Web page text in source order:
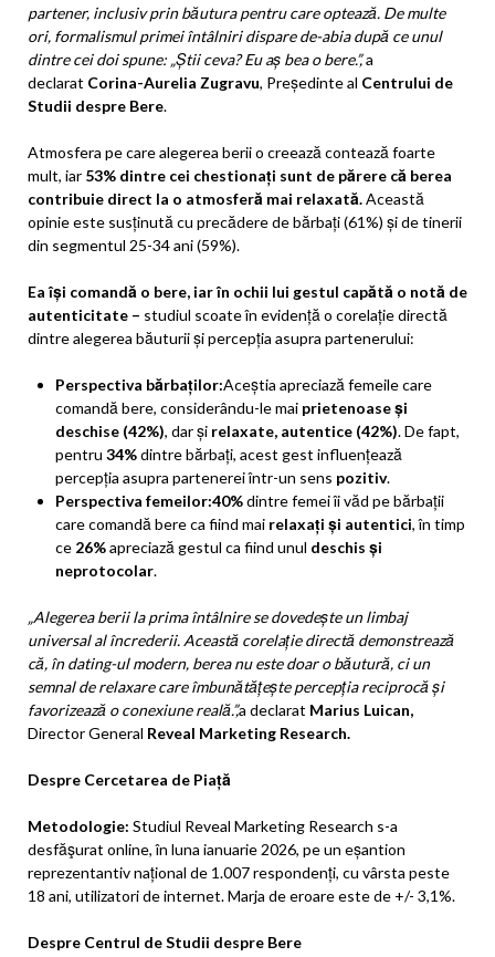
partener, inclusiv prin băutura pentru care optează. De multe
ori, formalismul primei întâlniri dispare de-abia după ce unul
dintre cei doi spune: „Știi ceva? Eu aș bea o bere.”,a
declarat Corina-Aurelia Zugravu, Președinte al Centrului de
Studii despre Bere.
Atmosfera pe care alegerea berii o creează contează foarte
mult, iar 53% dintre cei chestionați sunt de părere că berea
contribuie direct la o atmosferă mai relaxată.Această
opinie este susținută cu precădere de bărbați (61%) și de tinerii
din segmentul 25-34 ani (59%).
Ea își comandă o bere, iar în ochii lui gestul capătă o notă de
autenticitate – studiul scoate în evidență o corelație directă
dintre alegerea băuturii și percepția asupra partenerului:
Perspectiva bărbaților:Aceștia apreciază femeile care
comandă bere, considerându-le mai prietenoase și
deschise (42%), dar și relaxate, autentice (42%). De fapt,
pentru 34%dintre bărbați, acest gest influențează
percepția asupra partenerei într-un sens pozitiv.
Perspectiva femeilor:40%dintre femei îi văd pe bărbații
care comandă bere ca fiind mai relaxați și autentici, în timp
ce 26%apreciază gestul ca fiind unul deschis și
neprotocolar.
„Alegerea berii la prima întâlnire se dovedește un limbaj
universal al încrederii. Această corelație directă demonstrează
că, în dating-ul modern, berea nu este doar o băutură, ci un
semnal de relaxare care îmbunătățește percepția reciprocă și
favorizează o conexiune reală.”,a declarat Marius Luican,
Director General Reveal Marketing Research.
Despre Cercetarea de Piață
Metodologie: Studiul Reveal Marketing Research s-a
desfăşurat online, în luna ianuarie 2026, pe un eșantion
reprezentantiv național de 1.007 respondenți, cu vârsta peste
18 ani, utilizatori de internet. Marja de eroare este de +/- 3,1%.
Despre Centrul de Studii despre Bere